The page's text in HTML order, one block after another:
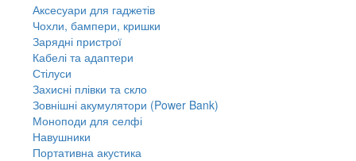
Аксесуари для гаджетів
Чохли, бампери, кришки
Зарядні пристрої
Кабелі та адаптери
Стілуси
Захисні плівки та скло
Зовнішні акумулятори (Power Bank)
Моноподи для селфі
Навушники
Портативна акустика